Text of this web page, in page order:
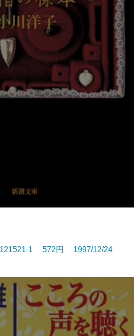
1 572円 1997/12/24